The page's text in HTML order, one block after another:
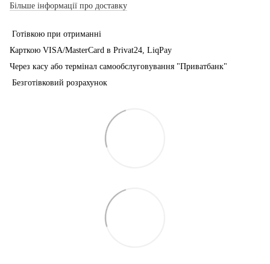
Більше інформації про доставку
Готівкою при отриманні
Карткою VISA/MasterCard в Рrivat24, LiqPay
Через касу або термінал самообслуговування "Приватбанк"
Безготівковий розрахунок